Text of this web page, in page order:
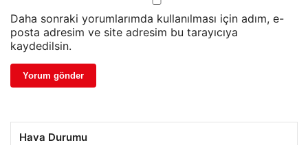
Daha sonraki yorumlarımda kullanılması için adım, e-
posta adresim ve site adresim bu tarayıcıya
kaydedilsin.
Hava Durumu